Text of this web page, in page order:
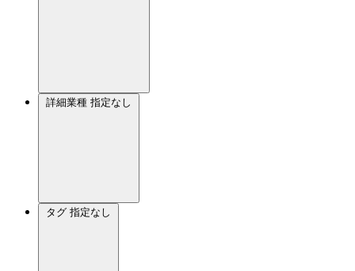
詳細業種 指定なし
タグ 指定なし